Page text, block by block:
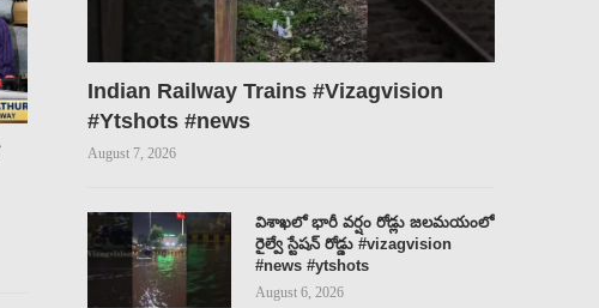
నరాల బలహీనత.. తిమ్మిర్లు ….వస్తే,???
August 6, 2026
Indian Railway Trains #Vizagvision
#Ytshots #news
August 7, 2026
విశాఖలో భారీ వర్షం రోడ్లు జలమయంలో
రైల్వే స్టేషన్ రోడ్డు #vizagvision
#news #ytshots
August 6, 2026